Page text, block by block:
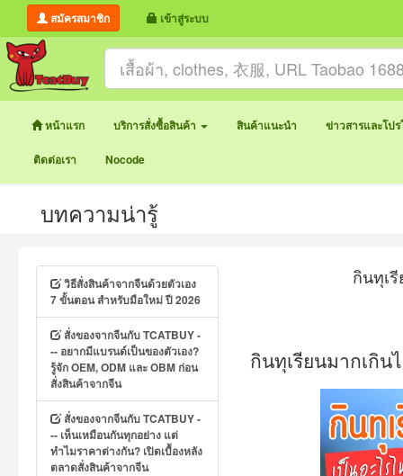
สมัครสมาชิก เข้าสู่ระบบ
หน้าแรก บริการสั่งซื้อสินค้า สินค้าแนะนำ ข่าวสารและโป
ติดต่อเรา Nocode
บทความน่ารู้
วิธีสั่งสินค้าจากจีนด้วยตัวเอง
7 ขั้นตอน สำหรับมือใหม่ ปี 2026
สั่งของจากจีนกับ TCATBUY -
-- อยากมีแบรนด์เป็นของตัวเอง?
รู้จัก OEM, ODM และ OBM ก่อน
สั่งสินค้าจากจีน
สั่งของจากจีนกับ TCATBUY -
-- เห็นเหมือนกันทุกอย่าง แต่
ทำไมราคาต่างกัน? เปิดเบื้องหลัง
ตลาดสั่งสินค้าจากจีน
กินทุเ
กินทุเรียนมากเกิ